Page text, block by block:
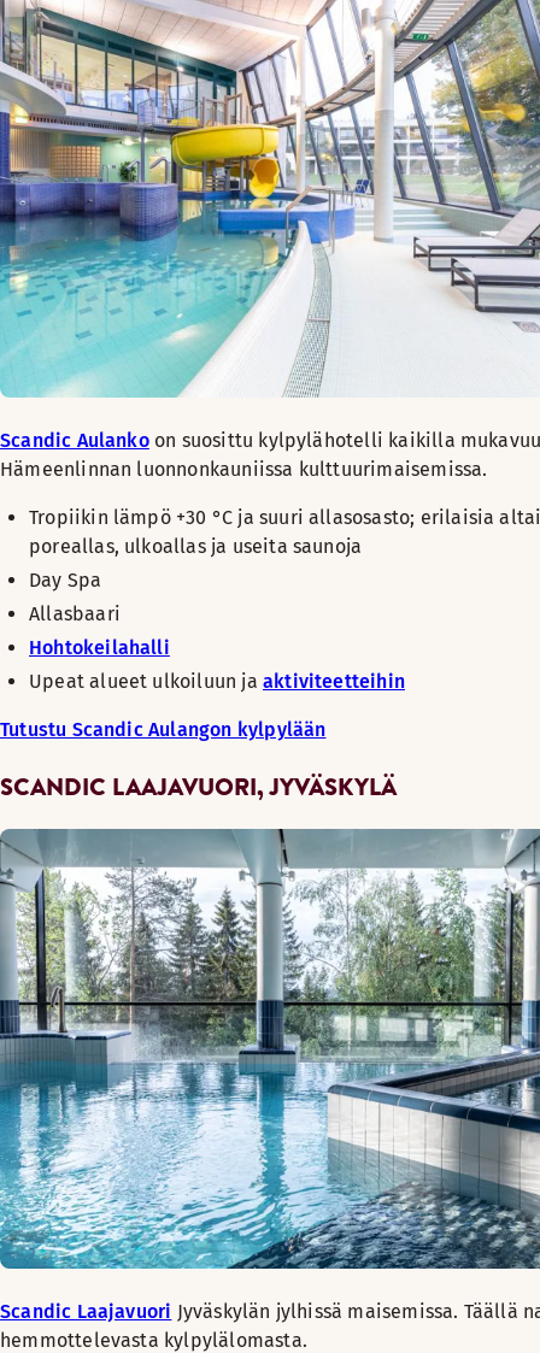
Scandic Aulankoon suosittu kylpylähotelli kaikilla
Hämeenlinnan luonnonkauniissa kulttuurimaisemissa.
Tropiikin lämpö +30 °C ja suuri allasosasto; erilaisia
poreallas, ulkoallas ja useita saunoja
Day Spa
Allasbaari
Hohtokeilahalli
Upeat alueet ulkoiluun ja aktiviteetteihin
Tutustu Scandic Aulangon kylpylään
SCANDIC LAAJAVUORI, JYVÄSKYLÄ
Scandic Laajavuori Jyväskylän jylhissä maisemissa. Täällä
hemmottelevasta kylpylälomasta.